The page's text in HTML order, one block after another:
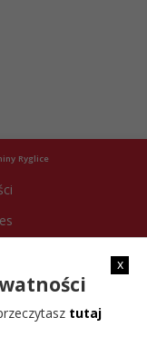
Ryglice
x
tutaj